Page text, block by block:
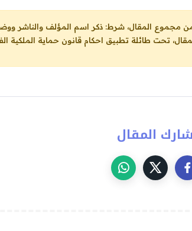
تحت طائلة تطبيق احكام قانون حماية الملكية
شارك المقال